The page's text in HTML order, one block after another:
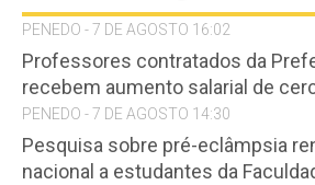
PENEDO - 7 DE AGOSTO 16:02
Professores contratados da
recebem aumento salarial de
PENEDO - 7 DE AGOSTO 14:30
Pesquisa sobre pré-eclâmpsia
nacional a estudantes da